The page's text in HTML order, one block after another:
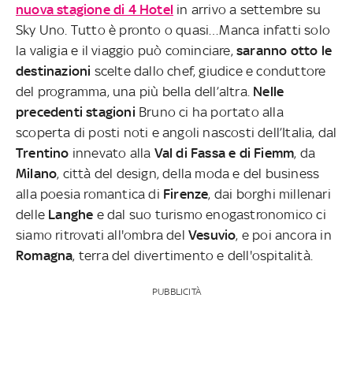
nuova stagione di 4 Hotel in arrivo a settembre su
Sky Uno. Tutto è pronto o quasi…Manca infatti solo
la valigia e il viaggio può cominciare, saranno otto le
destinazioni scelte dallo chef, giudice e conduttore
del programma, una più bella dell’altra. Nelle
precedenti stagioni Bruno ci ha portato alla
scoperta di posti noti e angoli nascosti dell’Italia, dal
Trentino innevato alla Val di Fassa e di Fiemm, da
Milano, città del design, della moda e del business
alla poesia romantica di Firenze, dai borghi millenari
delle Langhe e dal suo turismo enogastronomico ci
siamo ritrovati all'ombra del Vesuvio, e poi ancora in
Romagna, terra del divertimento e dell'ospitalità.
PUBBLICITÀ